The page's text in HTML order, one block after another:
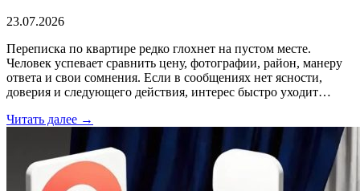
23.07.2026
Переписка по квартире редко глохнет на пустом месте.
Человек успевает сравнить цену, фотографии, район, манеру
ответа и свои сомнения. Если в сообщениях нет ясности,
доверия и следующего действия, интерес быстро уходит…
Читать далее →